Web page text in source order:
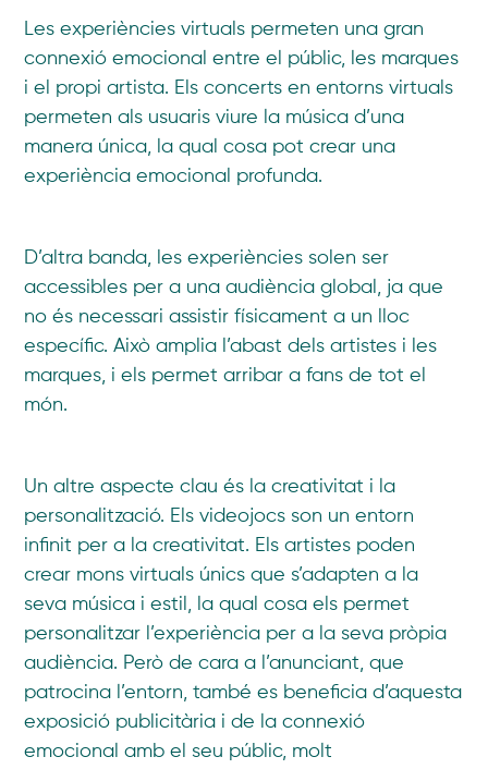
Les experiències virtuals permeten una gran
connexió emocional entre el públic, les marques
i el propi artista. Els concerts en entorns virtuals
permeten als usuaris viure la música d’una
manera única, la qual cosa pot crear una
experiència emocional profunda.
D’altra banda, les experiències solen ser
accessibles per a una audiència global, ja que
no és necessari assistir físicament a un lloc
específic. Això amplia l’abast dels artistes i les
marques, i els permet arribar a fans de tot el
món.
Un altre aspecte clau és la creativitat i la
personalització. Els videojocs son un entorn
infinit per a la creativitat. Els artistes poden
crear mons virtuals únics que s’adapten a la
seva música i estil, la qual cosa els permet
personalitzar l’experiència per a la seva pròpia
audiència. Però de cara a l’anunciant, que
patrocina l’entorn, també es beneficia d’aquesta
exposició publicitària i de la connexió
emocional amb el seu públic, molt